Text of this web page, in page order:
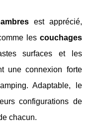
est apprécié,
les couchages
surfaces et les
une connexion forte
Adaptable, le
configurations de
chacun.